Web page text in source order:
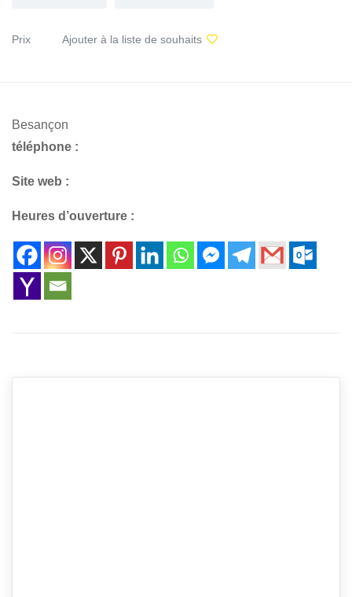
Prix Ajouter à la liste de souhaits
Besançon
téléphone :
Site web :
Heures d’ouverture :